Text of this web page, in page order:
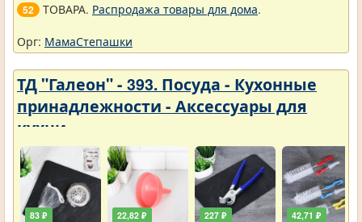
52 ТОВАРА. Распродажа товары для дома.
Орг: МамаСтепашки
ТД "Галеон" - 393. Посуда - Кухонные
принадлежности - Аксессуары для
кухни
83 ₽ 22,82 ₽ 227 ₽ 42,71 ₽